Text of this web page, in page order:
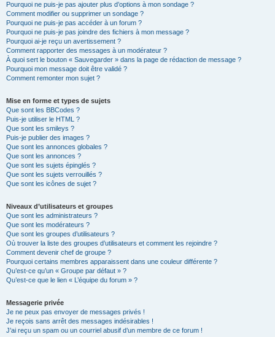
Pourquoi ne puis-je pas ajouter plus d’options à mon sondage ?
Comment modifier ou supprimer un sondage ?
Pourquoi ne puis-je pas accéder à un forum ?
Pourquoi ne puis-je pas joindre des fichiers à mon message ?
Pourquoi ai-je reçu un avertissement ?
Comment rapporter des messages à un modérateur ?
À quoi sert le bouton « Sauvegarder » dans la page de rédaction de message ?
Pourquoi mon message doit être validé ?
Comment remonter mon sujet ?
Mise en forme et types de sujets
Que sont les BBCodes ?
Puis-je utiliser le HTML ?
Que sont les smileys ?
Puis-je publier des images ?
Que sont les annonces globales ?
Que sont les annonces ?
Que sont les sujets épinglés ?
Que sont les sujets verrouillés ?
Que sont les icônes de sujet ?
Niveaux d’utilisateurs et groupes
Que sont les administrateurs ?
Que sont les modérateurs ?
Que sont les groupes d’utilisateurs ?
Où trouver la liste des groupes d’utilisateurs et comment les rejoindre ?
Comment devenir chef de groupe ?
Pourquoi certains membres apparaissent dans une couleur différente ?
Qu’est-ce qu’un « Groupe par défaut » ?
Qu’est-ce que le lien « L’équipe du forum » ?
Messagerie privée
Je ne peux pas envoyer de messages privés !
Je reçois sans arrêt des messages indésirables !
J’ai reçu un spam ou un courriel abusif d’un membre de ce forum !